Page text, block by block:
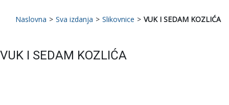
Naslovna > Sva izdanja > Slikovnice > VUK I SEDAM KOZLIĆA
VUK I SEDAM KOZLIĆA